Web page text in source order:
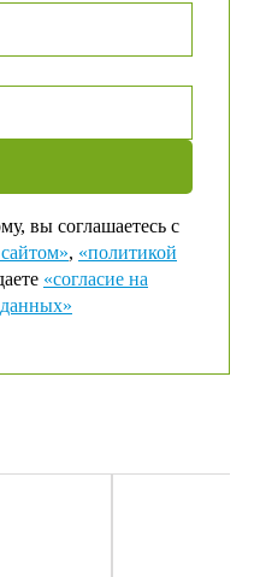
вы соглашаетесь с
, «политикой
«согласие на